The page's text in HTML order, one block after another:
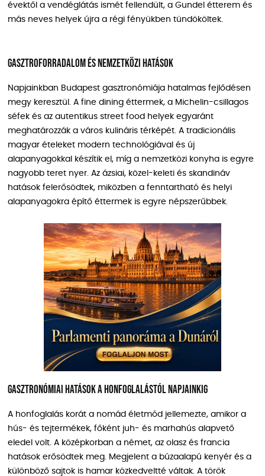
évektől a vendéglátás ismét fellendült, a Gundel étterem és
más neves helyek újra a régi fényükben tündököltek.
Gasztroforradalom és nemzetközi hatások
Napjainkban Budapest gasztronómiája hatalmas fejlődésen
megy keresztül. A fine dining éttermek, a Michelin-csillagos
séfek és az autentikus street food helyek egyaránt
meghatározzák a város kulináris térképét. A tradicionális
magyar ételeket modern technológiával és új
alapanyagokkal készítik el, míg a nemzetközi konyha is egyre
nagyobb teret nyer. Az ázsiai, közel-keleti és skandináv
hatások felerősödtek, miközben a fenntartható és helyi
alapanyagokra építő éttermek is egyre népszerűbbek.
Gasztronómiai hatások a honfoglalástól napjainkig
A honfoglalás korát a nomád életmód jellemezte, amikor a
hús- és tejtermékek, főként juh- és marhahús alapvető
eledel volt. A középkorban a német, az olasz és francia
hatások erősödtek meg. Megjelent a búzaalapú kenyér és a
különböző sajtok is hamar közkedveltté váltak. A török